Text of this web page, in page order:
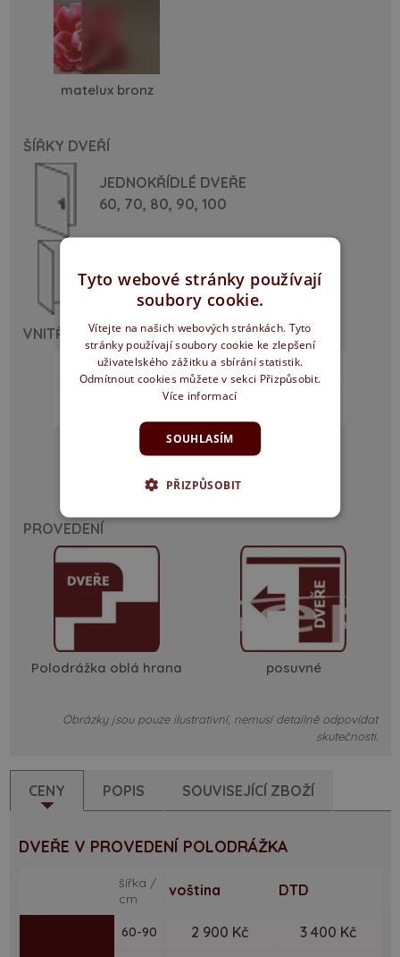
matelux bronz
ŠÍŘKY DVEŘÍ
JEDNOKŘÍDLÉ DVEŘE
60, 70, 80, 90, 100
125,145,160,165,180,185
VNITŘNÍ VÝPLŇ
PROVEDENÍ
Polodrážka oblá hrana posuvné
Obrázky jsou pouze ilustrativní, nemusí detailně odpovídat
skutečnosti.
CENY POPIS SOUVISEJÍCÍ ZBOŽÍ
DVEŘE V PROVEDENÍ POLODRÁŽKA
šířka /
cm
voština DTD
60-90 2 900 Kč 3 400 Kč
Tyto webové stránky používají
soubory cookie.
Vítejte na našich webových stránkách. Tyto
stránky používají soubory cookie ke zlepšení
uživatelského zážitku a sbírání statistik.
Odmítnout cookies můžete v sekci Přizpůsobit.
Více informací
SOUHLASÍM
PŘIZPŮSOBIT